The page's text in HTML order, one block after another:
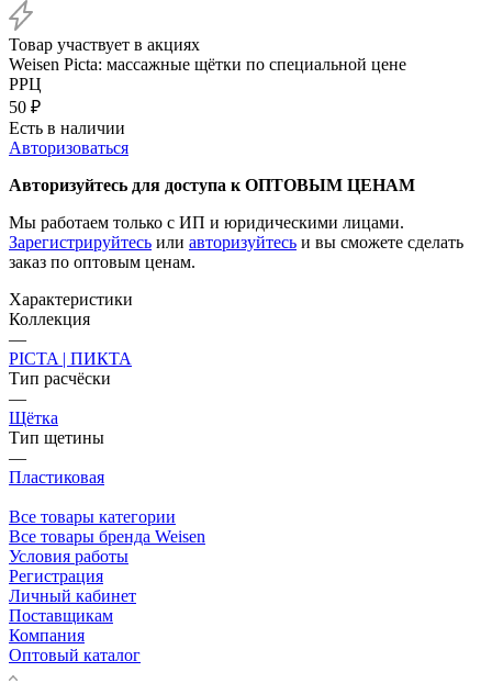
Товар участвует в акциях
Weisen Picta: массажные щётки по специальной цене
РРЦ
50 ₽
Есть в наличии
Авторизоваться
Авторизуйтесь для доступа к ОПТОВЫМ ЦЕНАМ
Мы работаем только с ИП и юридическими лицами.
Зарегистрируйтесь или авторизуйтесь и вы сможете сделать
заказ по оптовым ценам.
Характеристики
Коллекция
—
PICTA | ПИКТА
Тип расчёски
—
Щётка
Тип щетины
—
Пластиковая
Все товары категории
Все товары бренда Weisen
Условия работы
Регистрация
Личный кабинет
Поставщикам
Компания
Оптовый каталог